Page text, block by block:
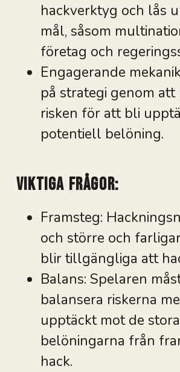
hackverktyg och lås
mål, såsom
företag och
Engagerande
på strategi genom att
risken för att bli
potentiell belöning.
Viktiga frågor:
Framsteg:
och större och
blir tillgängliga att
Balans: Spelaren
balansera riskerna
upptäckt mot de stora
belöningarna från
hack.